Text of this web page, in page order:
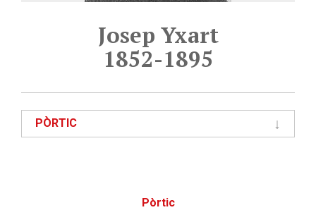
Josep Yxart
1852-1895
PÒRTIC
Pòrtic